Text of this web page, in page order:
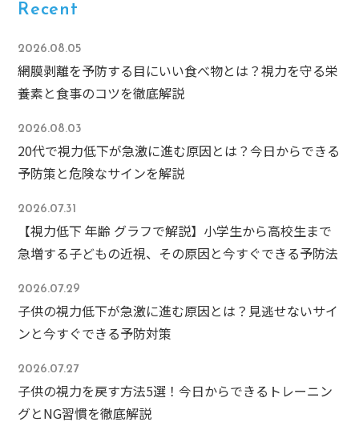
Recent
2026.08.05
網膜剥離を予防する目にいい食べ物とは？視力を守る栄
養素と食事のコツを徹底解説
2026.08.03
20代で視力低下が急激に進む原因とは？今日からできる
予防策と危険なサインを解説
2026.07.31
【視力低下 年齢 グラフで解説】小学生から高校生まで
急増する子どもの近視、その原因と今すぐできる予防法
2026.07.29
子供の視力低下が急激に進む原因とは？見逃せないサイ
ンと今すぐできる予防対策
2026.07.27
子供の視力を戻す方法5選！今日からできるトレーニン
グとNG習慣を徹底解説